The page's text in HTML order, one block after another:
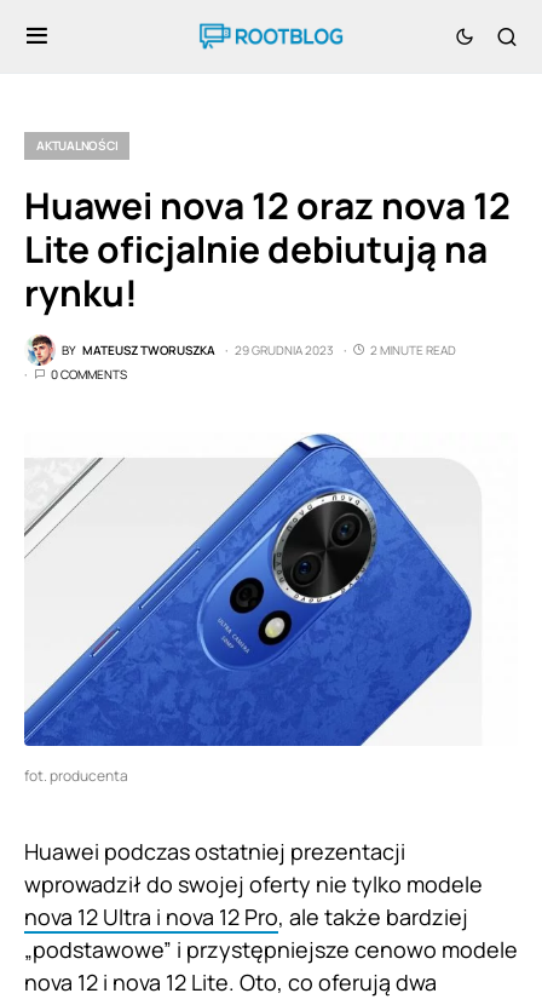
AKTUALNOŚCI
Huawei nova 12 oraz nova 12
Lite oficjalnie debiutują na
rynku!
BY MATEUSZ TWORUSZKA 29 GRUDNIA 2023
2 MINUTE READ
0 COMMENTS
fot. producenta
Huawei podczas ostatniej prezentacji
wprowadził do swojej oferty nie tylko modele
nova 12 Ultra i nova 12 Pro, ale także bardziej
„podstawowe” i przystępniejsze cenowo modele
nova 12 i nova 12 Lite. Oto, co oferują dwa